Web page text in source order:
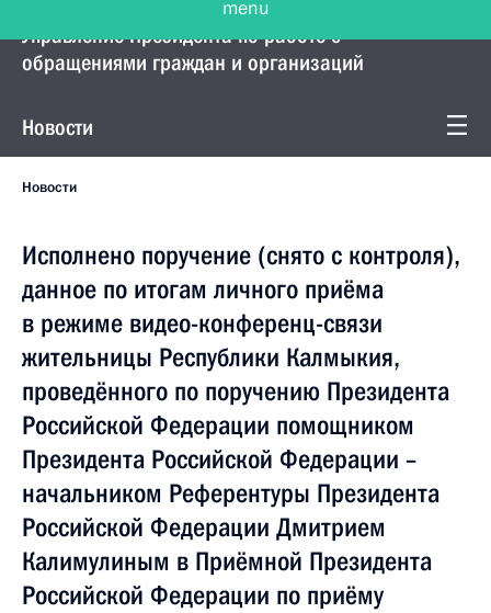
Управление Президента по работе с
обращениями граждан и организаций
Новости
Новости
Исполнено поручение (снято с контроля),
данное по итогам личного приёма
в режиме видео-конференц-связи
жительницы Республики Калмыкия,
проведённого по поручению Президента
Российской Федерации помощником
Президента Российской Федерации –
начальником Референтуры Президента
Российской Федерации Дмитрием
Калимулиным в Приёмной Президента
Российской Федерации по приёму